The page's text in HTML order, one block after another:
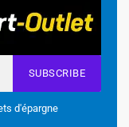
SUBSCRIBE
d'épargne